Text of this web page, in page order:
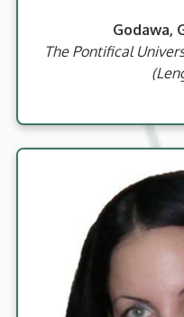
Godawa,
The Pontifical